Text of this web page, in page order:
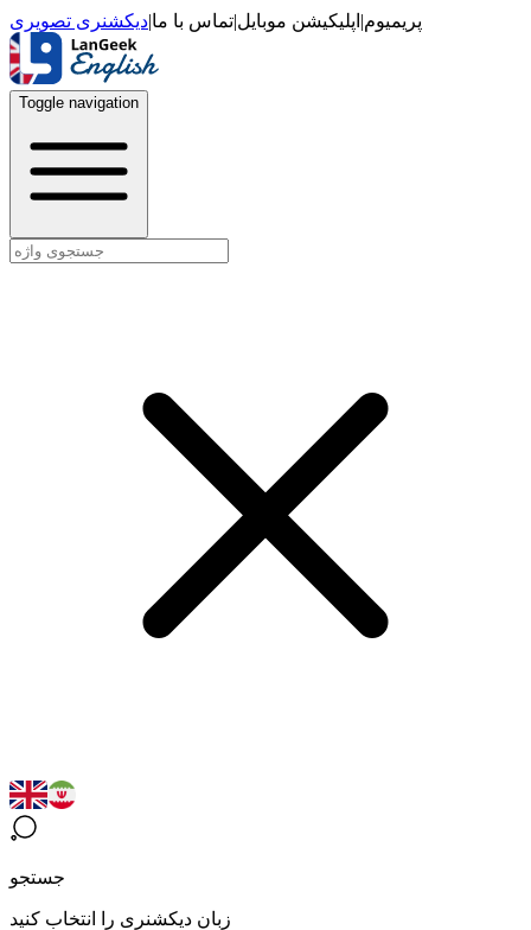
پریمیوم| اپلیکیشن موبایل|تماس با ما|دیکشنری تصویری
Toggle navigation
جستجو
زبان دیکشنری را انتخاب کنید